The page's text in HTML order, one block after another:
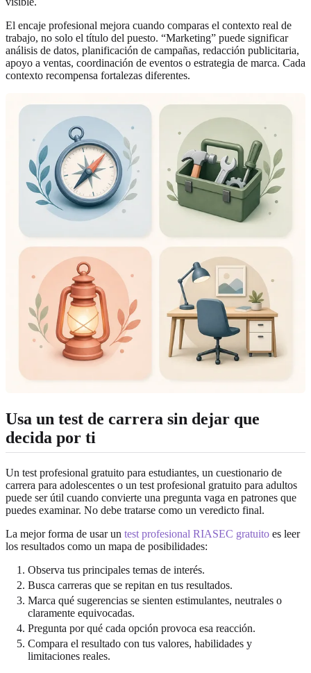
El encaje profesional mejora cuando comparas el contexto real de
trabajo, no solo el título del puesto. “Marketing” puede significar
análisis de datos, planificación de campañas, redacción publicitaria,
apoyo a ventas, coordinación de eventos o estrategia de marca. Cada
contexto recompensa fortalezas diferentes.
Usa un test de carrera sin dejar que
decida por ti
Un test profesional gratuito para estudiantes, un cuestionario de
carrera para adolescentes o un test profesional gratuito para adultos
puede ser útil cuando convierte una pregunta vaga en patrones que
puedes examinar. No debe tratarse como un veredicto final.
La mejor forma de usar un test profesional RIASEC gratuito es leer
los resultados como un mapa de posibilidades:
Observa tus principales temas de interés.
Busca carreras que se repitan en tus resultados.
Marca qué sugerencias se sienten estimulantes, neutrales o
claramente equivocadas.
Pregunta por qué cada opción provoca esa reacción.
Compara el resultado con tus valores, habilidades y
limitaciones reales.